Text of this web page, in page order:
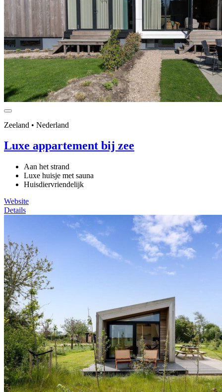
Zeeland • Nederland
Luxe appartement bij zee
Aan het strand
Luxe huisje met sauna
Huisdiervriendelijk
Website
Details